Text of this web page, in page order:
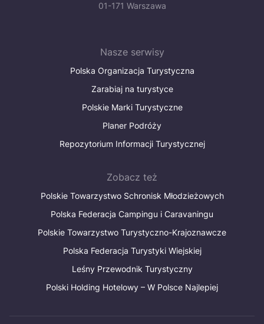
01-171 Warszawa
Nasze serwisy
Polska Organizacja Turystyczna
Zarabiaj na turystyce
Polskie Marki Turystyczne
Planer Podróży
Repozytorium Informacji Turystycznej
Zobacz też
Polskie Towarzystwo Schronisk Młodzieżowych
Polska Federacja Campingu i Caravaningu
Polskie Towarzystwo Turystyczno-Krajoznawcze
Polska Federacja Turystyki Wiejskiej
Leśny Przewodnik Turystyczny
Polski Holding Hotelowy – W Polsce Najlepiej